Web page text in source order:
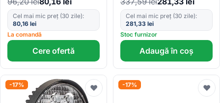
6500K, 120W, tensiune 9 –
36V, dimensiuni 170 x 74 x
63 mm
Cel mai mic preț (30 zile):
80,16 lei
La comandă
Cere ofertă
culoare 6500K, tensiune
9-36V, dimensiuni 810 x
27 x 43 mm
Cel mai mic preț (30 zile):
281,33 lei
Stoc furnizor
Adaugă în coș
-17% ♥ -17% ♥